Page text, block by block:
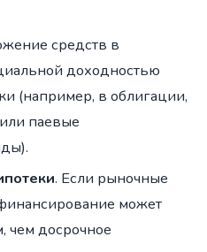
средств в
доходностью
(например, в облигации,
паевые
. Если рыночные
может
чем досрочное